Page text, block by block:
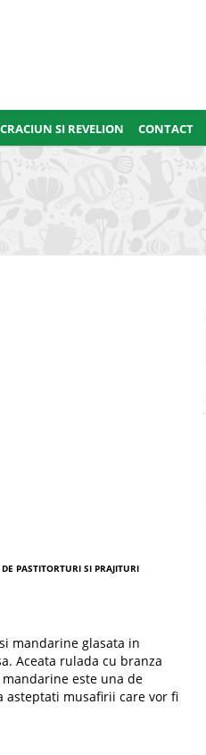
SI REVELION CONTACT
PASTITORTURI SI PRAJITURI
mandarine glasata in
Aceata rulada cu branza
este una de
asteptati musafirii care vor fi